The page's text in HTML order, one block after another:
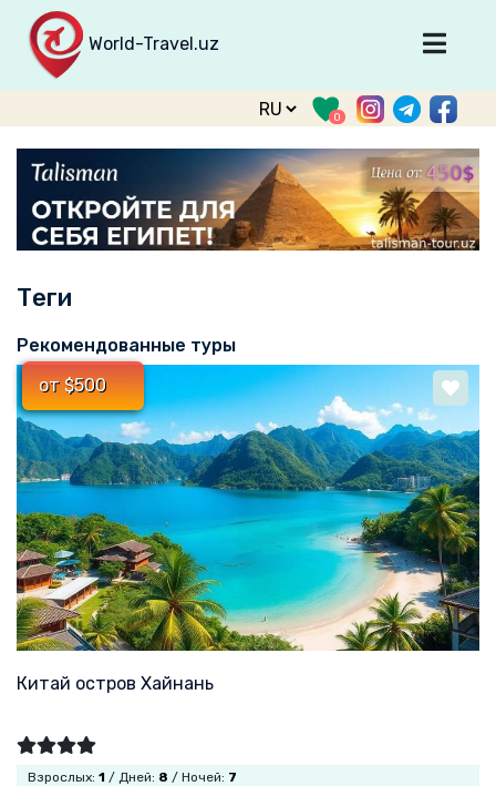
World-Travel.uz
Главная
Направления
Туры
Тур. фирмы
Войти
Зарегистрироваться
support@world-travel.uz
0
Теги
Рекомендованные туры
от $500
Китай остров Хайнань
Взрослых: 1 / Дней: 8 / Ночей: 7